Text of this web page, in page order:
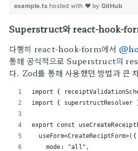
example.ts hosted with ❤ by GitHub
Superstruct와 react-hook-
다행히 react-hook-form에서
통해 공식적으로 Superstruct의
다. Zod를 통해 사용했던 방법과 큰
import {
import { superstructResolver
export const
  useForm<CreateReciptForm>({
    mode: "all",